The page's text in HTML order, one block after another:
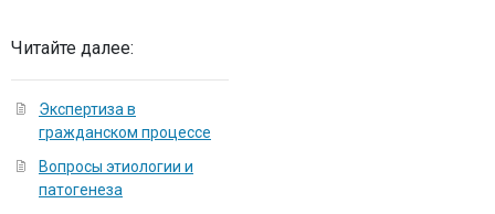
Читайте далее:
Экспертиза в
гражданском процессе
Вопросы этиологии и
патогенеза